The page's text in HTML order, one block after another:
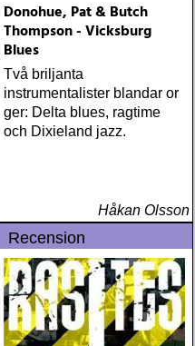
Donohue, Pat & Butch
Thompson - Vicksburg
Blues
Två briljanta
instrumentalister blandar or
ger: Delta blues, ragtime
och Dixieland jazz.
Håkan Olsson
Recension